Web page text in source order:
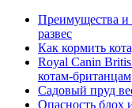
Преимущества и
развес
Как кормить
Royal Canin
котам-британцам
Садовый пруд
Опасность блох